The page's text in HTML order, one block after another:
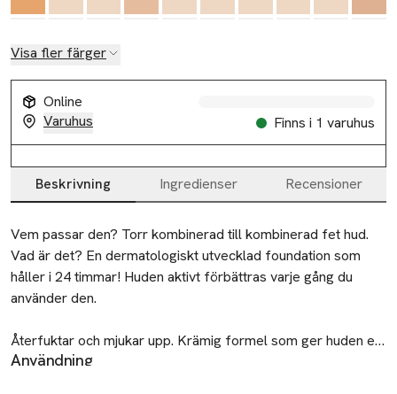
Visa fler färger
Online
Varuhus
Finns i 1 varuhus
Beskrivning Ingredienser Recensioner
Beskrivning
Vem passar den? Torr kombinerad till kombinerad fet hud.
Vad är det? En dermatologiskt utvecklad foundation som
håller i 24 timmar! Huden aktivt förbättras varje gång du
använder den.
Återfuktar och mjukar upp. Krämig formel som ger huden en
naturlig finish. Finns i 56 nyanser. Vad gör den?
Användning